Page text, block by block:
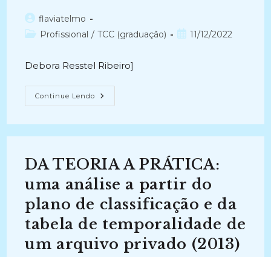
Autor
do
flaviatelmo
Categoria
Profissional / TCC (graduação)
Post11/12/2022
Debora Resstel Ribeiro]
Continue Lendo IDENTIFICAÇÃO
DE
INQUÉRITOS
DELEGACIA
DE
POLÍCIA
FEDERAL
EM
MARÍLIA/SP
2007)
DA TEORIA A PRÁTICA:
uma análise a partir do
plano de classificação e da
tabela de temporalidade de
um arquivo privado (2013)